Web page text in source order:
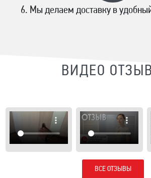
Мы делаем доставку в
ВИДЕО
ВСЕ ОТЗЫВЫ